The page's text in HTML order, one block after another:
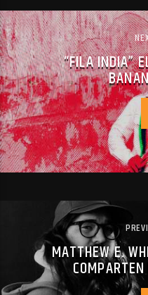
“FILA INDIA”
MATTHEW E.